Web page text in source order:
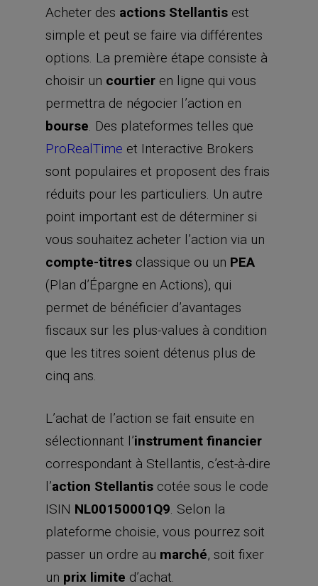
Acheter des actions Stellantis est
simple et peut se faire via différentes
options. La première étape consiste à
choisir un courtier en ligne qui vous
permettra de négocier l’action en
bourse . Des plateformes telles que
ProRealTime et Interactive Brokers
sont populaires et proposent des frais
réduits pour les particuliers. Un autre
point important est de déterminer si
vous souhaitez acheter l’action via un
compte-titres classique ou un PEA
(Plan d’Épargne en Actions), qui
permet de bénéficier d’avantages
fiscaux sur les plus-values à condition
que les titres soient détenus plus de
cinq ans.
L’achat de l’action se fait ensuite en
sélectionnant l’instrument financier
correspondant à Stellantis, c’est-à-dire
l’action Stellantis cotée sous le code
ISIN NL00150001Q9. Selon la
plateforme choisie, vous pourrez soit
passer un ordre au marché, soit fixer
un prix limite d’achat.